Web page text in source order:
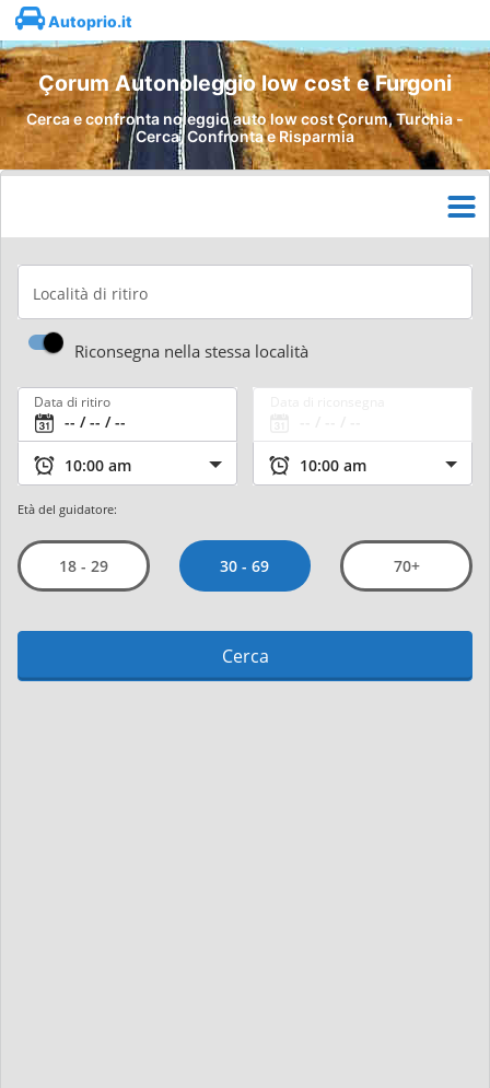
Autoprio.it
Çorum Autonoleggio low cost e Furgoni
Cerca e confronta noleggio auto low cost Çorum, Turchia -
Cerca, Confronta e Risparmia
Località di ritiro
Riconsegna nella stessa località
Data di ritiro
Età del guidatore:
18 - 29 30 - 69 70+
Cerca